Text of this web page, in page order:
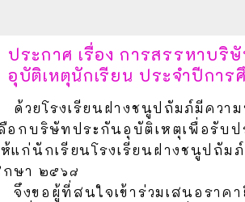
ประกาศ เรื่อง การสรรหาบริ
อุบัติเหตุนักเรียน ประจำปีกา
ยโรงเรียนฝางชนูปถัมภ์มีความ
อกบริษัทประกันอุบัติเหตุเพื่อรับป
แก่นักเรียนโรงเรียนฝางชนูปถัม
ษา ๒๕๖๘
ขอผู้ที่สนใจเข้าร่วมเสนอราคา